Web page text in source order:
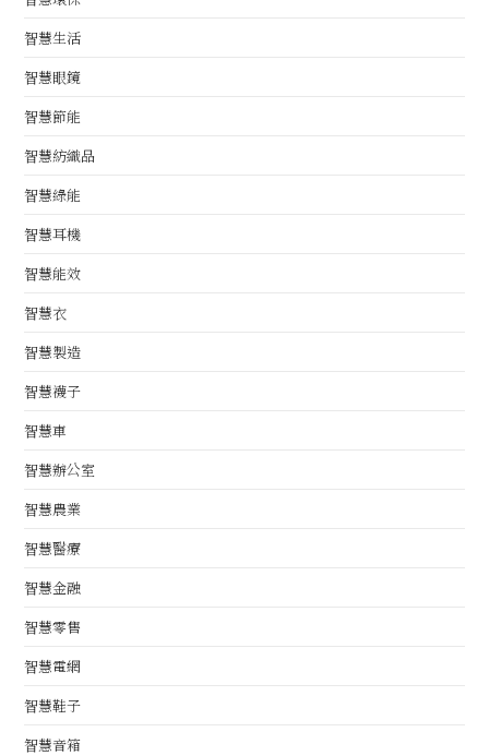
智慧生活
智慧眼鏡
智慧節能
智慧紡織品
智慧綠能
智慧耳機
智慧能效
智慧衣
智慧製造
智慧襪子
智慧車
智慧辦公室
智慧農業
智慧醫療
智慧金融
智慧零售
智慧電網
智慧鞋子
智慧音箱